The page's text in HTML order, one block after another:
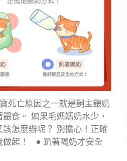
死亡原因之一就是飼主餵奶
食。 如果毛媽媽奶水少，
該怎麼辦呢？ 別擔心！正確
做起！ ● 趴著喝奶才安全